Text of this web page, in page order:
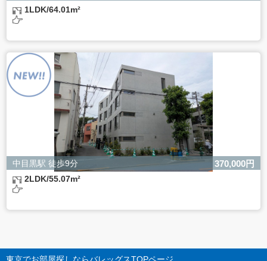
1LDK/64.01m²
中目黒駅 徒歩9分 370,000円
2LDK/55.07m²
東京でお部屋探しならバレッグスTOPページ